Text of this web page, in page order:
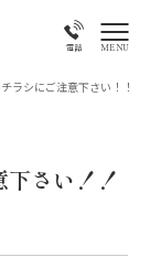
電話 MENU
ラシにご注意下さい！！
さい！！